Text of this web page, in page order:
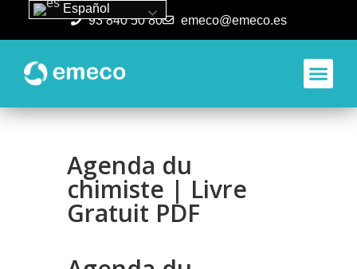
93 840 50 80 emeco@emeco.es
Agenda du
chimiste | Livre
Gratuit PDF
Español